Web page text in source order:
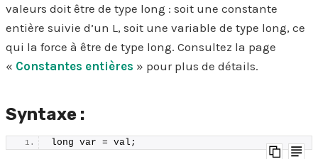
valeurs doit être de type long : soit une constante
entière suivie d’un L, soit une variable de type long, ce
qui la force à être de type long. Consultez la page
« Constantes entières » pour plus de détails.
Syntaxe :
long var = val;